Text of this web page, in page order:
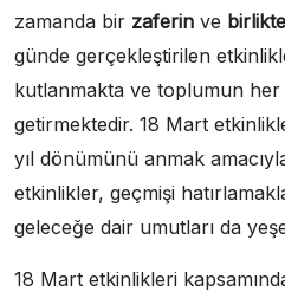
zamanda bir zaferin ve
günde gerçekleştirilen
kutlanmakta ve toplumun
getirmektedir. 18 Mart
yıl dönümünü anmak
etkinlikler, geçmişi
geleceğe dair umutları da
18 Mart etkinlikleri